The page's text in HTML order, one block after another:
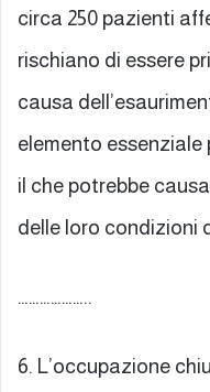
circa 250 pazienti
rischiano di essere
causa
elemento
il che potrebbe
delle loro condizioni
………………..
6. L’occupazione